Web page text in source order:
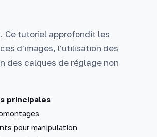
Ce tutoriel approfondit les
d'images, l'utilisation des
des calques de réglage non
principales
pour manipulation